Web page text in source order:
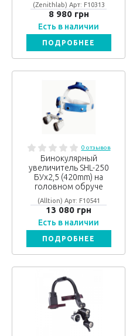
(Zenithlab) Арт: F10313
8 980 грн
Есть в наличии
ПОДРОБНЕЕ
0 отзывов
Бинокулярный
увеличитель SHL-250
БУх2,5 (420mm) на
головном обруче
(Alltion) Арт: F10541
13 080 грн
Есть в наличии
ПОДРОБНЕЕ